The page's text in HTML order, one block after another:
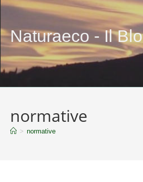
Naturaeco - Il
normative
> normative